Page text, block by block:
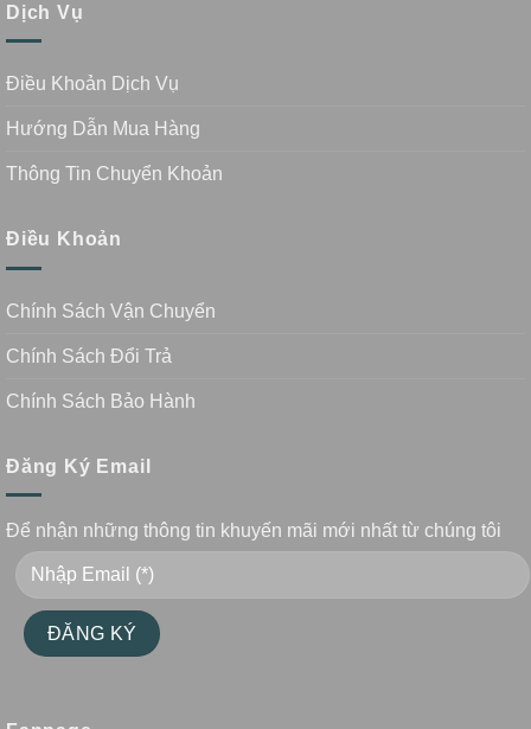
Dịch Vụ
Điều Khoản Dịch Vụ
Hướng Dẫn Mua Hàng
Thông Tin Chuyển Khoản
Điều Khoản
Chính Sách Vận Chuyển
Chính Sách Đổi Trả
Chính Sách Bảo Hành
Đăng Ký Email
Để nhận những thông tin khuyến mãi mới nhất từ chúng tôi